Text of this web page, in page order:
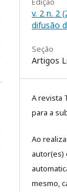
v. 2 n. 2
difusão
Seção
Artigos
A revista
para a
Ao
autor(es)
mesmo,